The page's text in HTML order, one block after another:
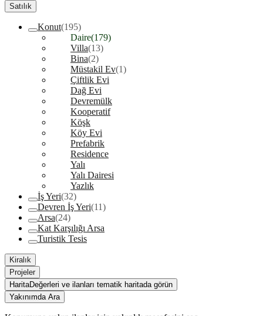
Satılık
Konut(195)
Daire(179)
Villa(13)
Bina(2)
Müstakil Ev(1)
Çiftlik Evi
Dağ Evi
Devremülk
Kooperatif
Köşk
Köy Evi
Prefabrik
Residence
Yalı
Yalı Dairesi
Yazlık
İş Yeri(32)
Devren İş Yeri(11)
Arsa(24)
Kat Karşılığı Arsa
Turistik Tesis
Kiralık
Projeler
HaritaDeğerleri ve ilanları tematik haritada görün
Yakınımda Ara